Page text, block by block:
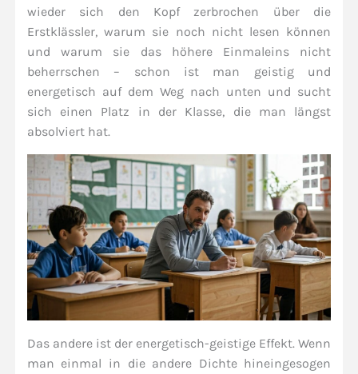
wieder sich den Kopf zerbrochen über die
Erstklässler, warum sie noch nicht lesen können
und warum sie das höhere Einmaleins nicht
beherrschen – schon ist man geistig und
energetisch auf dem Weg nach unten und sucht
sich einen Platz in der Klasse, die man längst
absolviert hat.
Das andere ist der energetisch-geistige Effekt. Wenn
man einmal in die andere Dichte hineingesogen